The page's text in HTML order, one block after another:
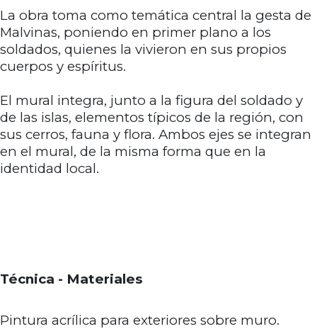
La obra toma como temática central la gesta de
Malvinas, poniendo en primer plano a los
soldados, quienes la vivieron en sus propios
cuerpos y espíritus.
El mural integra, junto a la figura del soldado y
de las islas, elementos típicos de la región, con
sus cerros, fauna y flora. Ambos ejes se integran
en el mural, de la misma forma que en la
identidad local.
Técnica - Materiales
Pintura acrílica para exteriores sobre muro.